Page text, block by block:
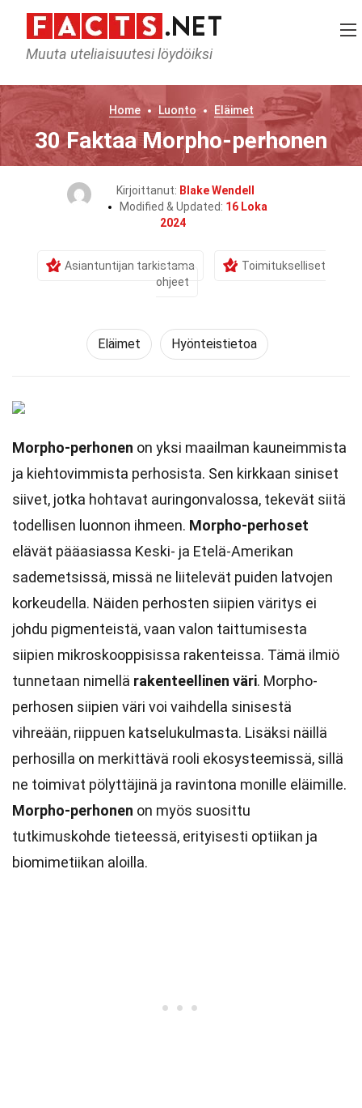
Muuta uteliaisuutesi löydöiksi
Home Luonto Eläimet
30 Faktaa Morpho-perhonen
Kirjoittanut: Blake Wendell
Modified & Updated: 16 Loka
2024
Asiantuntijan tarkistama
Toimitukselliset
ohjeet
Eläimet Hyönteistietoa
Morpho-perhonen on yksi maailman kauneimmista
ja kiehtovimmista perhosista. Sen kirkkaan siniset
siivet, jotka hohtavat auringonvalossa, tekevät siitä
todellisen luonnon ihmeen. Morpho-perhoset
elävät pääasiassa Keski- ja Etelä-Amerikan
sademetsissä, missä ne liitelevät puiden latvojen
korkeudella. Näiden perhosten siipien väritys ei
johdu pigmenteistä, vaan valon taittumisesta
siipien mikroskooppisissa rakenteissa. Tämä ilmiö
tunnetaan nimellä rakenteellinen väri. Morpho-
perhosen siipien väri voi vaihdella sinisestä
vihreään, riippuen katselukulmasta. Lisäksi näillä
perhosilla on merkittävä rooli ekosysteemissä, sillä
ne toimivat pölyttäjinä ja ravintona monille eläimille.
Morpho-perhonen on myös suosittu
tutkimuskohde tieteessä, erityisesti optiikan ja
biomimetiikan aloilla.